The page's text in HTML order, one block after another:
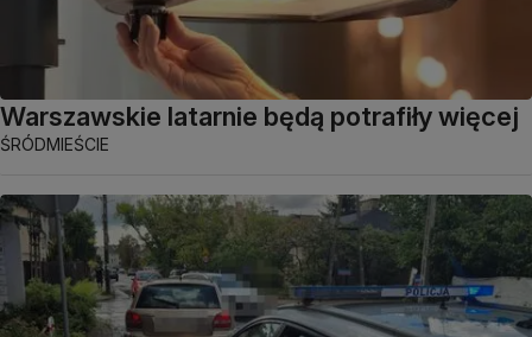
Warszawskie latarnie będą potrafiły więcej
ŚRÓDMIEŚCIE